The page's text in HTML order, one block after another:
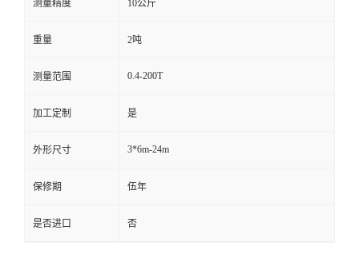
测量精度 10公斤
重量 2吨
测量范围 0.4-200T
加工定制 是
外形尺寸 3*6m-24m
保修期 伍年
是否进口 否